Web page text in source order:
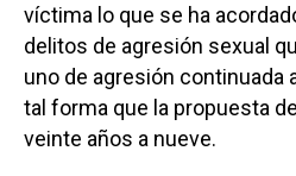
víctima lo que se ha
delitos de agresión sexual
uno de agresión continuada
tal forma que la propuesta
veinte años a nueve.